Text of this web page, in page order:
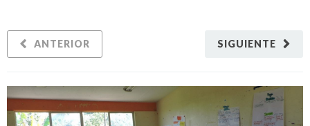
SIGUIENTE
ANTERIOR